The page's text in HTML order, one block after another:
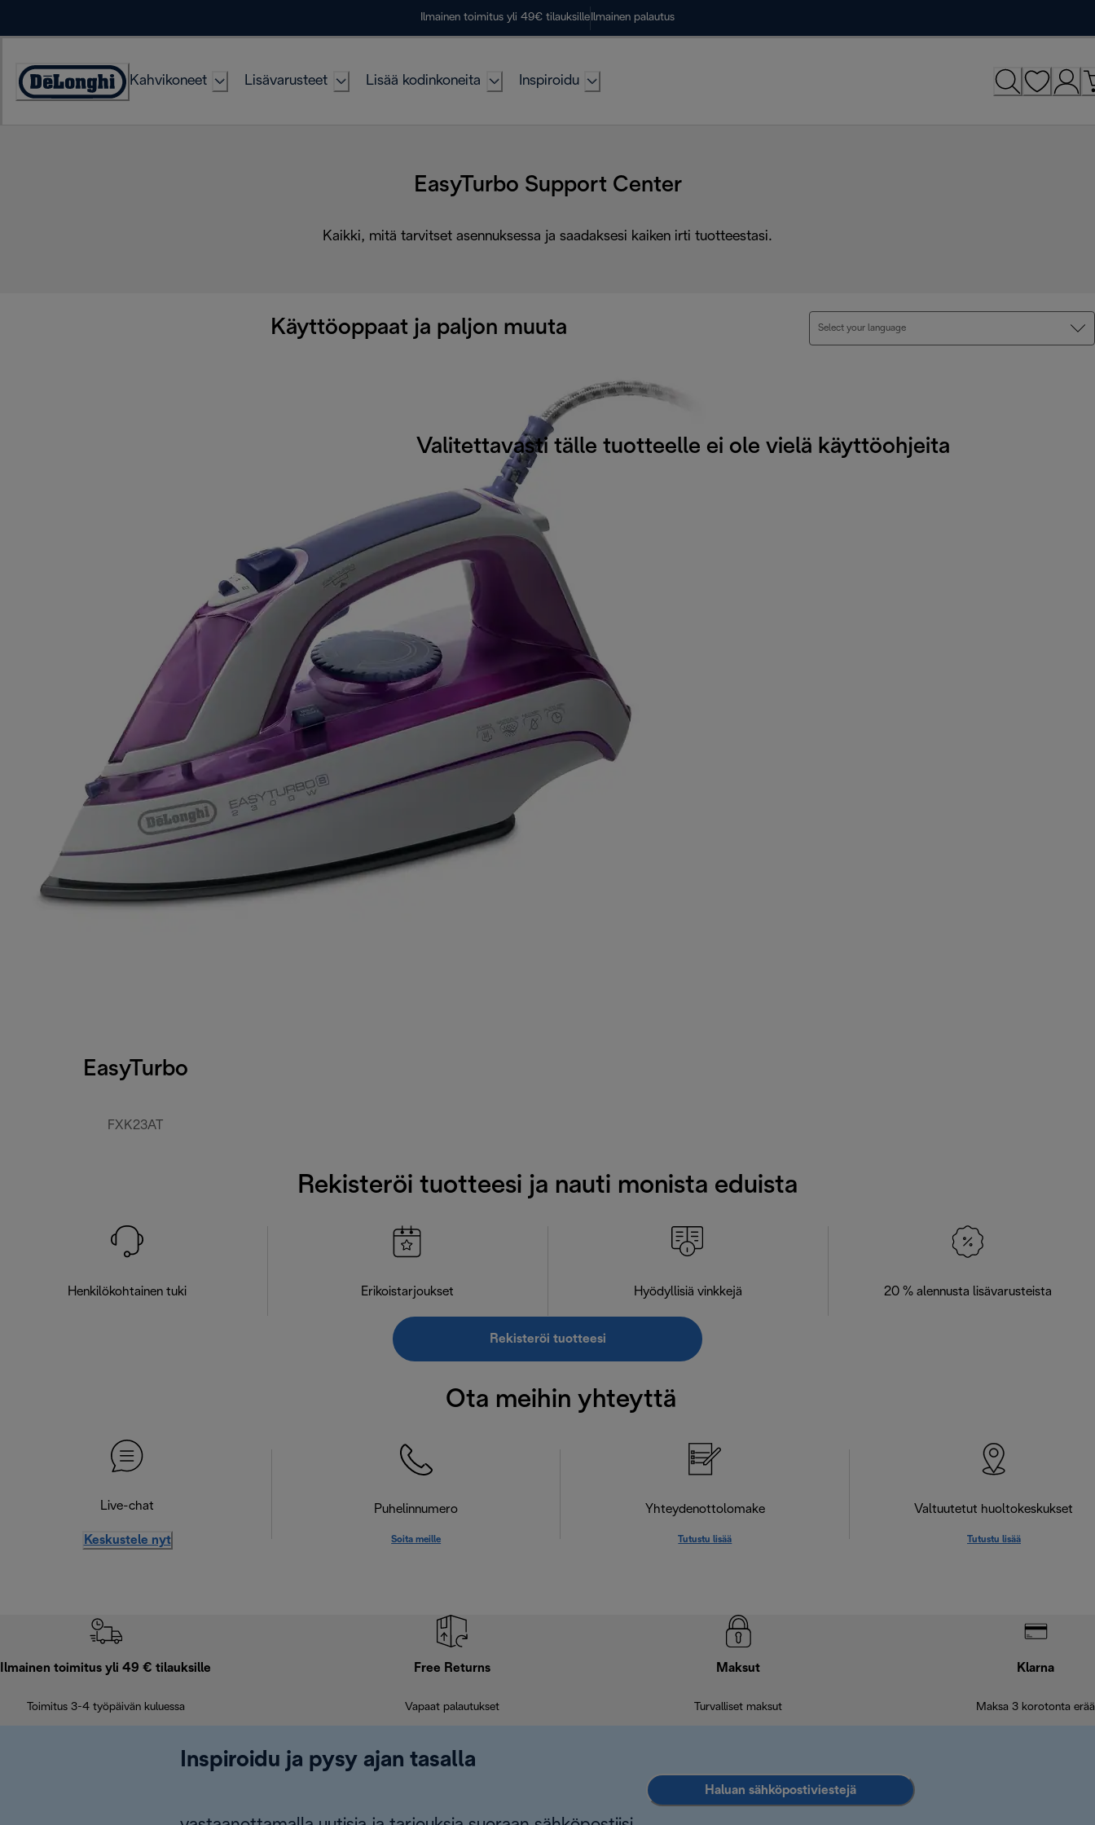
Ilmainen toimitus yli 49€ tilauksille Ilmainen palautus
Accessibility
Kahvikoneet Lisävarusteet Lisää kodinkoneita Inspiroidu
EasyTurbo Support Center
Kaikki, mitä tarvitset asennuksessa ja saadaksesi kaiken irti tuotteestasi.
EasyTurbo
FXK23AT
Käyttöoppaat ja paljon muuta Select your language
Valitettavasti tälle tuotteelle ei ole vielä käyttöohjeita
Rekisteröi tuotteesi ja nauti monista eduista
Henkilökohtainen tuki Erikoistarjoukset Hyödyllisiä vinkkejä 20 % alennusta lisävarusteista
Rekisteröi tuotteesi
Ota meihin yhteyttä
Live-chat
Keskustele nyt
Puhelinnumero
Soita meille
Yhteydenottolomake
Tutustu lisää
Valtuutetut huoltokeskukset
Tutustu lisää
Ilmainen toimitus yli 49 € tilauksille
Toimitus 3-4 työpäivän kuluessa
Free Returns
Vapaat palautukset
Maksut
Turvalliset maksut
Klarna
Maksa 3 korotonta erää
Inspiroidu ja pysy ajan tasalla
Haluan sähköpostiviestejä